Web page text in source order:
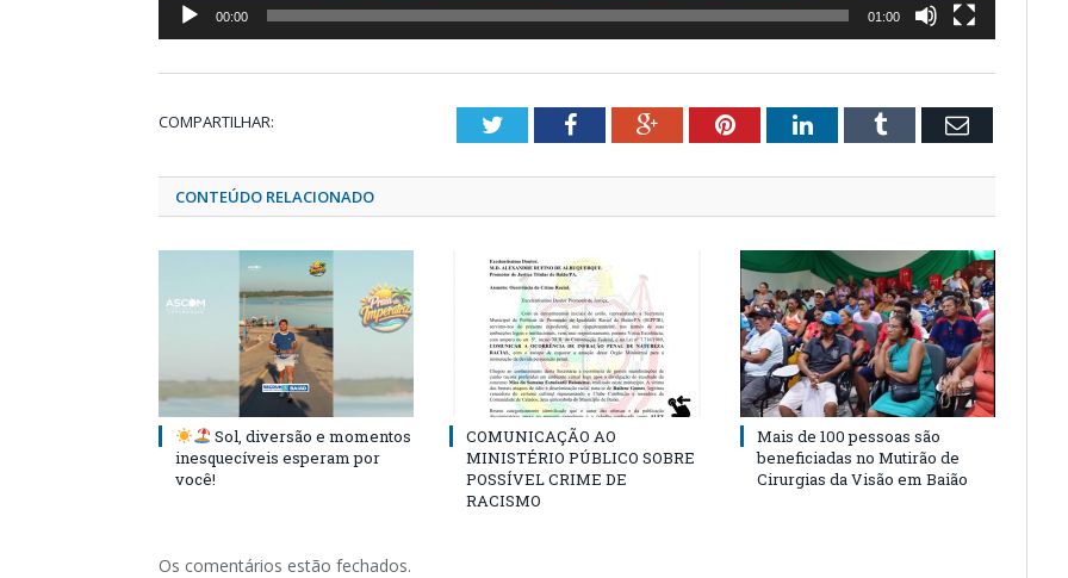
00:00 01:00
COMPARTILHAR: TwitterFacebookGoogle+PinterestLinkedInTumblr Email
CONTEÚDO RELACIONADO
Sol, diversão e momentos
inesquecíveis esperam por
você!
COMUNICAÇÃO AO
MINISTÉRIO PÚBLICO SOBRE
POSSÍVEL CRIME DE
RACISMO
Mais de 100 pessoas são
beneficiadas no Mutirão de
Cirurgias da Visão em Baião
Os comentários estão fechados.